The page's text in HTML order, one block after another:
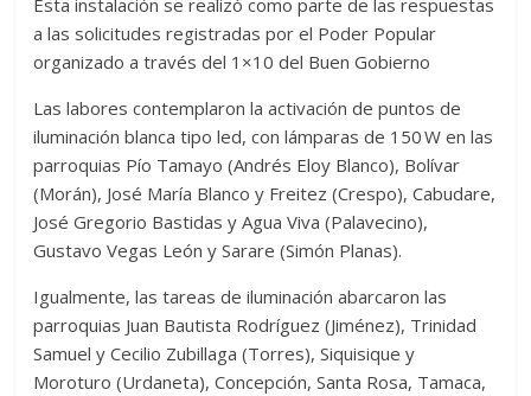
Esta instalación se realizó como parte de las respuestas
a las solicitudes registradas por el Poder Popular
organizado a través del 1×10 del Buen Gobierno
Las labores contemplaron la activación de puntos de
iluminación blanca tipo led, con lámparas de 150 W en las
parroquias Pío Tamayo (Andrés Eloy Blanco), Bolívar
(Morán), José María Blanco y Freitez (Crespo), Cabudare,
José Gregorio Bastidas y Agua Viva (Palavecino),
Gustavo Vegas León y Sarare (Simón Planas).
Igualmente, las tareas de iluminación abarcaron las
parroquias Juan Bautista Rodríguez (Jiménez), Trinidad
Samuel y Cecilio Zubillaga (Torres), Siquisique y
Moroturo (Urdaneta), Concepción, Santa Rosa, Tamaca,